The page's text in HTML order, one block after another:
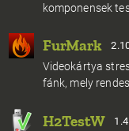
komponensek
FurMark
Videokártya
fánk, mely
H2TestW 1.4